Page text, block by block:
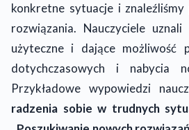
konkretne sytuacje i
rozwiązania. Nauczyciele
użyteczne i dające możliwość
dotychczasowych i nabycia
Przykładowe wypowiedzi
radzenia sobie w trudnych